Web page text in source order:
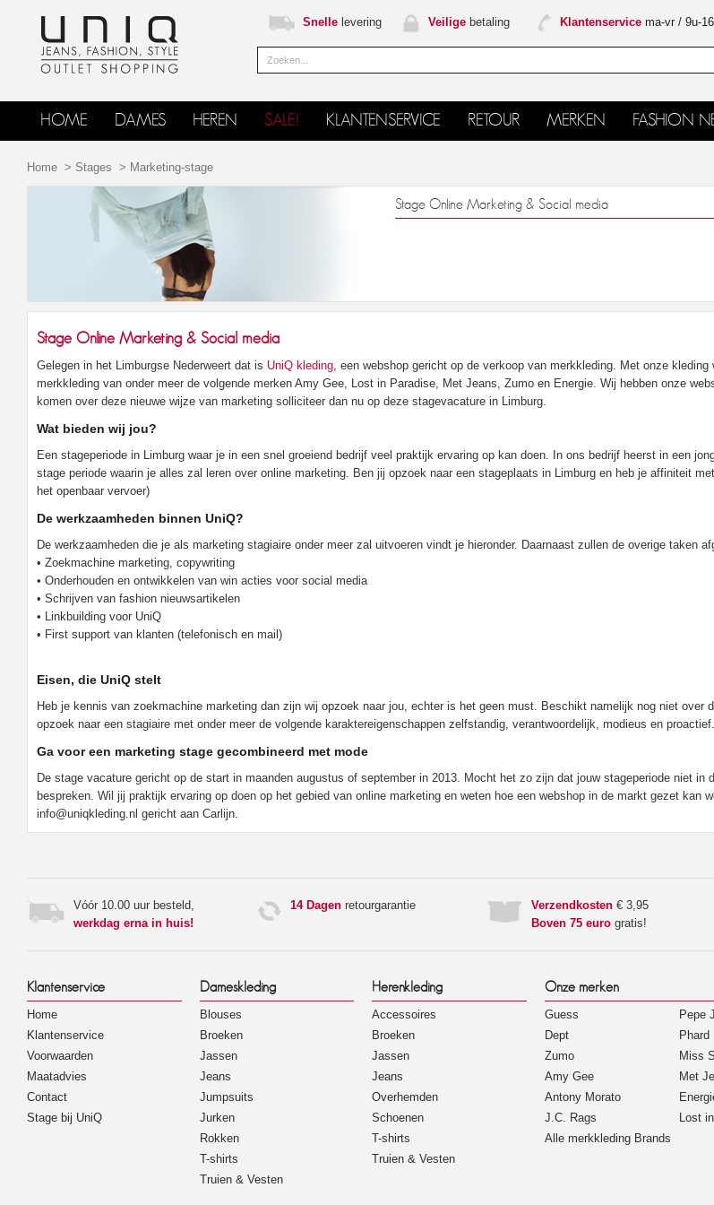
Snelle levering Veilige betaling Klantenservice ma-vr / 9u-
HOME DAMES HEREN SALE! KLANTENSERVICE RETOUR MERKEN FASHION
Home > Stages > Marketing-stage
Stage Online Marketing & Social media
Stage Online Marketing & Social media
Gelegen in het Limburgse Nederweert dat is UniQ kleding, een webshop gericht op de verkoop van merkkleding. Met onze
merkkleding van onder meer de volgende merken Amy Gee, Lost in Paradise, Met Jeans, Zumo en Energie. Wij hebben onze
komen over deze nieuwe wijze van marketing solliciteer dan nu op deze stagevacature in Limburg.
Wat bieden wij jou?
Een stageperiode in Limburg waar je in een snel groeiend bedrijf veel praktijk ervaring op kan doen. In ons bedrijf heerst in een
stage periode waarin je alles zal leren over online marketing. Ben jij opzoek naar een stageplaats in Limburg en heb je affiniteit
het openbaar vervoer)
De werkzaamheden binnen UniQ?
De werkzaamheden die je als marketing stagiaire onder meer zal uitvoeren vindt je hieronder. Daarnaast zullen de overige taken
• Zoekmachine marketing, copywriting
• Onderhouden en ontwikkelen van win acties voor social media
• Schrijven van fashion nieuwsartikelen
• Linkbuilding voor UniQ
• First support van klanten (telefonisch en mail)
Eisen, die UniQ stelt
Heb je kennis van zoekmachine marketing dan zijn wij opzoek naar jou, echter is het geen must. Beschikt namelijk nog niet
opzoek naar een stagiaire met onder meer de volgende karaktereigenschappen zelfstandig, verantwoordelijk, modieus en
Ga voor een marketing stage gecombineerd met mode
De stage vacature gericht op de start in maanden augustus of september in 2013. Mocht het zo zijn dat jouw stageperiode niet
bespreken. Wil jij praktijk ervaring op doen op het gebied van online marketing en weten hoe een webshop in de markt gezet
info@uniqkleding.nl gericht aan Carlijn.
Vóór 10.00 uur besteld,
werkdag erna in huis!
14 Dagenretourgarantie Verzendkosten€ 3,95
Boven 75 eurogratis!
Klantenservice
Home
Klantenservice
Voorwaarden
Maatadvies
Contact
Stage bij UniQ
Dameskleding
Blouses
Broeken
Jassen
Jeans
Jumpsuits
Jurken
Rokken
T-shirts
Truien & Vesten
Herenkleding
Accessoires
Broeken
Jassen
Jeans
Overhemden
Schoenen
T-shirts
Truien & Vesten
Onze merken
Guess
Pepe
Dept
Phard
Zumo
Miss
Amy Gee
Met
Antony Morato
J.C. Rags
Lost
Alle merkkleding Brands